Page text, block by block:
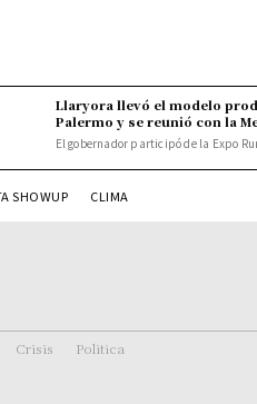
Llaryora llevó el modelo
Palermo y se reunió con la
El gobernador participó de la Expo
SHOWUP CLIMA
Crisis Politica